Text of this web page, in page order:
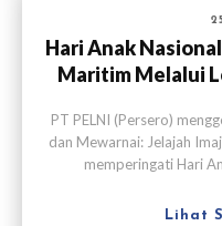
Hari Anak
Maritim Melalui
PT PELNI (Persero)
dan Mewarnai: Jelajah
memperingati Hari
Lihat